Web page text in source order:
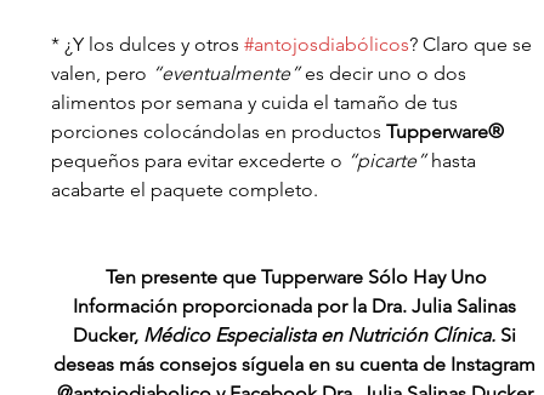
* ¿Y los dulces y otros #antojosdiabólicos? Claro que se
valen, pero “eventualmente” es decir uno o dos
alimentos por semana y cuida el tamaño de tus
porciones colocándolas en productos Tupperware®
pequeños para evitar excederte o “picarte” hasta
acabarte el paquete completo.
Ten presente que Tupperware Sólo Hay Uno
Información proporcionada por la Dra. Julia Salinas
Ducker, Médico Especialista en Nutrición Clínica. Si
deseas más consejos síguela en su cuenta de Instagram